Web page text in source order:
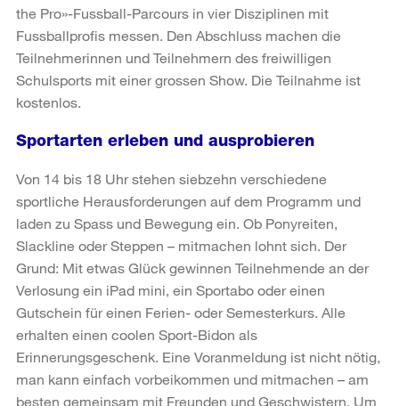
the Pro»-Fussball-Parcours in vier Disziplinen mit
Fussballprofis messen. Den Abschluss machen die
Teilnehmerinnen und Teilnehmern des freiwilligen
Schulsports mit einer grossen Show. Die Teilnahme ist
kostenlos.
Sportarten erleben und ausprobieren
Von 14 bis 18 Uhr stehen siebzehn verschiedene
sportliche Herausforderungen auf dem Programm und
laden zu Spass und Bewegung ein. Ob Ponyreiten,
Slackline oder Steppen – mitmachen lohnt sich. Der
Grund: Mit etwas Glück gewinnen Teilnehmende an der
Verlosung ein iPad mini, ein Sportabo oder einen
Gutschein für einen Ferien- oder Semesterkurs. Alle
erhalten einen coolen Sport-Bidon als
Erinnerungsgeschenk. Eine Voranmeldung ist nicht nötig,
man kann einfach vorbeikommen und mitmachen – am
besten gemeinsam mit Freunden und Geschwistern. Um